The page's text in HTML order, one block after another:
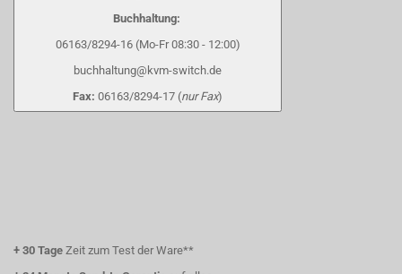
Buchhaltung:
06163/8294-16 (Mo-Fr 08:30 - 12:00)
buchhaltung@kvm-switch.de
Fax: 06163/8294-17 (nur Fax)
+ 30 Tage Zeit zum Test der Ware**